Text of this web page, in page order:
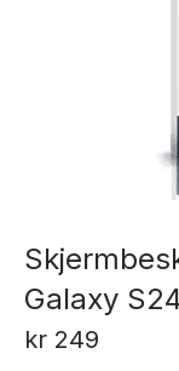
Galaxy
kr 249